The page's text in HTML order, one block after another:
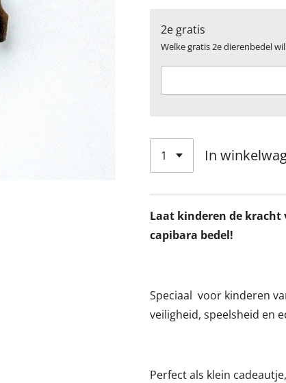
2e gratis
Welke gratis 2e dierenbedel
In
Laat kinderen de kracht
capibara bedel!
Speciaal voor kinderen
veiligheid, speelsheid en
Perfect als klein